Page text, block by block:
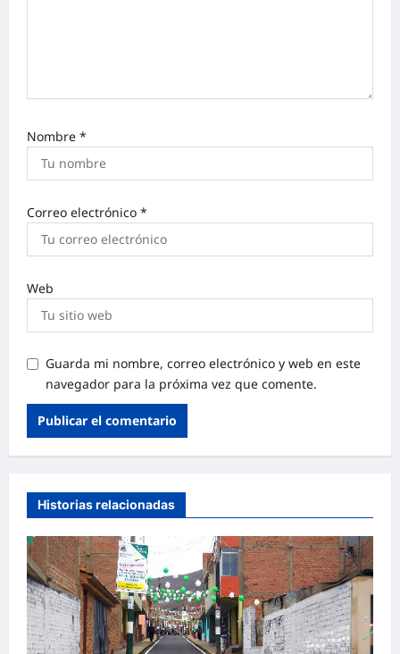
Nombre *
Correo electrónico *
Web
Guarda mi nombre, correo electrónico y web en este
navegador para la próxima vez que comente.
Historias relacionadas